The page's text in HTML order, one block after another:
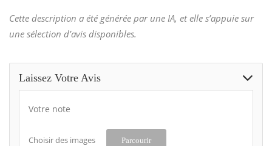
Cette description a été générée par une IA, et elle s’appuie sur
une sélection d’avis disponibles.
Laissez Votre Avis
Votre note
Choisir des images Parcourir